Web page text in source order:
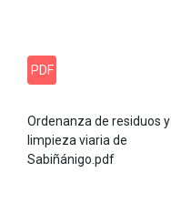
PDF
Ordenanza de residuos y
limpieza viaria de
Sabiñánigo.pdf